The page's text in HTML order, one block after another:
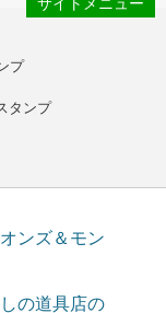
プ
タンプ
ンズ＆モン
の道具店の